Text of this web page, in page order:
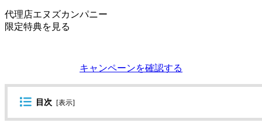
代理店エヌズカンパニー
限定特典を見る
キャンペーンを確認する
目次 [表示]